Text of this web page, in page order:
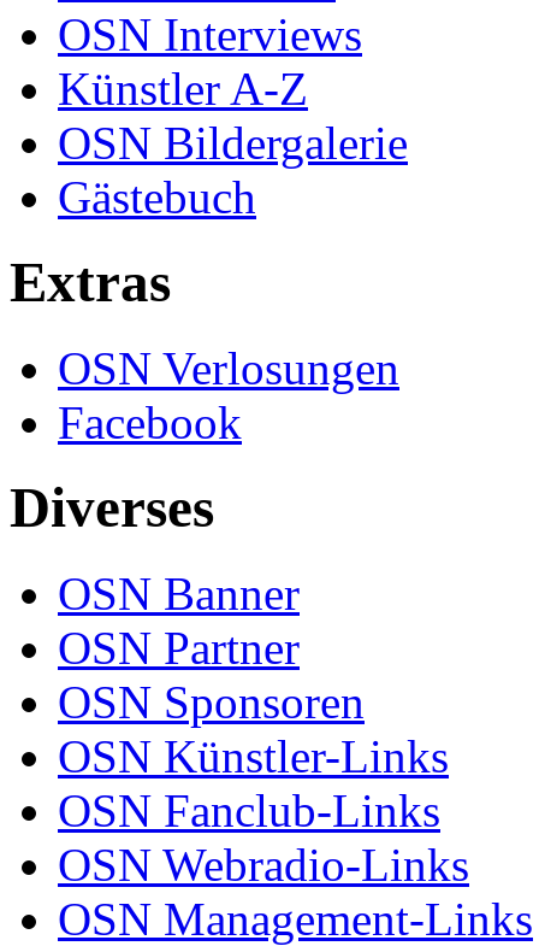
OSN Interviews
Künstler A-Z
OSN Bildergalerie
Gästebuch
Extras
OSN Verlosungen
Facebook
Diverses
OSN Banner
OSN Partner
OSN Sponsoren
OSN Künstler-Links
OSN Fanclub-Links
OSN Webradio-Links
OSN Management-Links